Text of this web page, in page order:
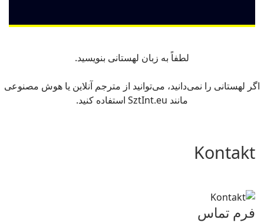
لطفاً به زبان لهستانی بنویسید.
اگر لهستانی را نمی‌دانید، می‌توانید از مترجم آنلاین یا هوش مصنوعی
مانند SztInt.eu استفاده کنید.
Kontakt
فرم تماس